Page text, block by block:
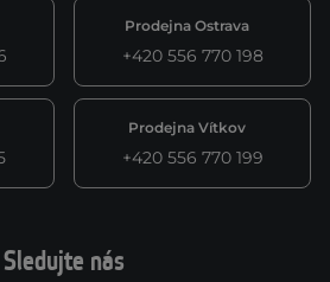
Prodejna Ostrava
+420 556 770 198
Prodejna Vítkov
+420 556 770 199
Sledujte nás